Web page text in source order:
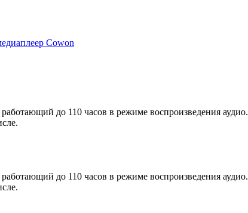
Cowon
до 110 часов в режиме воспроизведения аудио.
до 110 часов в режиме воспроизведения аудио.